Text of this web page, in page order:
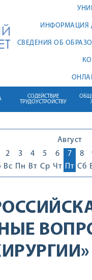
ИНФОРМАЦИЯ
СВЕДЕНИЯ ОБ
СОДЕЙСТВИЕ
ТРУДОУСТРОЙСТВУ
Август
2
Вс
3
Пн
4
Вт
5
Ср
6
Чт
7
Пт
8
Сб